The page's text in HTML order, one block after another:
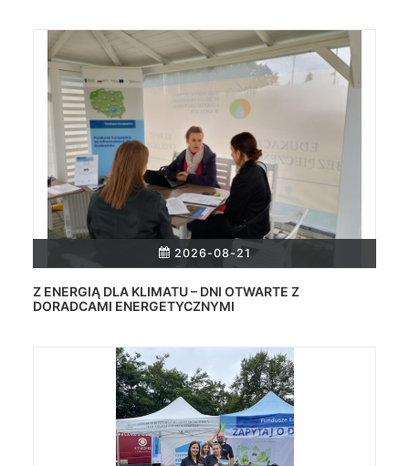
Z ENERGIĄ DLA KLIMATU – DNI OTWARTE Z
DORADCAMI ENERGETYCZNYMI
2026-08-21